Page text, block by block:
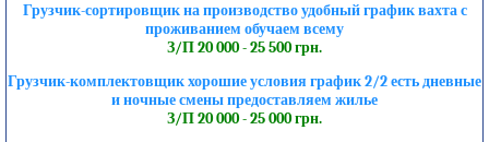
Грузчик-сортировщик на производство удобный график вахта с
проживанием обучаем всему
З/П 20 000 - 25 500 грн.
Грузчик-комплектовщик хорошие условия график 2/2 есть дневные
и ночные смены предоставляем жилье
З/П 20 000 - 25 000 грн.